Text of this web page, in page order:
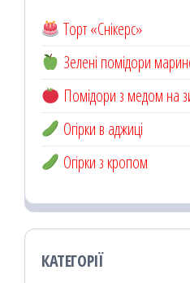
Торт «Снікерс»
Зелені помідори
Помідори з медом на
Огірки в аджиці
Огірки з кропом
КАТЕГОРІЇ